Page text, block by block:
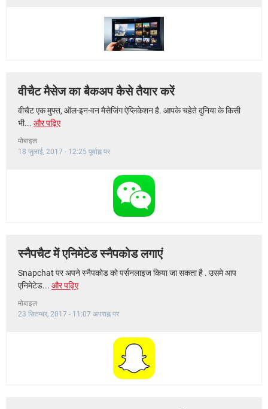
वीचैट मैसेज का बैकअप कैसे तैयार करें
वीचैट एक मुफ्त, ऑल-इन-वन मैसेजिंग ऐप्लिकेशन है. आपके चहेते दुनिया के किसी
भी... और पढ़िए
मोबाइल
18 जुलाई, 2017 - 12:25 पूर्वाह्न पर
स्नैपचैट में एनिमेटेड स्नैपकोड लगाएं
Snapchat पर अपने स्नैपकोड को पर्सनलाइज किया जा सकता है . उसमे आप
एनिमेटेड... और पढ़िए
मोबाइल
23 सितम्बर, 2017 - 11:07 अपराह्न पर